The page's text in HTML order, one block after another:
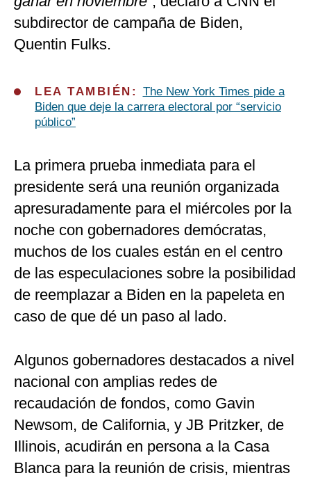
subdirector de campaña de Biden,
Quentin Fulks.
LEA TAMBIÉN: The New York Times pide a
Biden que deje la carrera electoral por “servicio
público”
La primera prueba inmediata para el
presidente será una reunión organizada
apresuradamente para el miércoles por la
noche con gobernadores demócratas,
muchos de los cuales están en el centro
de las especulaciones sobre la posibilidad
de reemplazar a Biden en la papeleta en
caso de que dé un paso al lado.
Algunos gobernadores destacados a nivel
nacional con amplias redes de
recaudación de fondos, como Gavin
Newsom, de California, y JB Pritzker, de
Illinois, acudirán en persona a la Casa
Blanca para la reunión de crisis, mientras